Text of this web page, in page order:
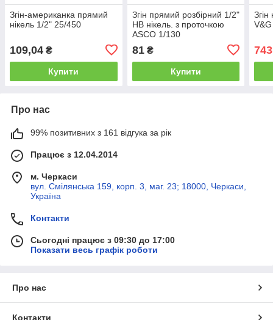
Згін-американка прямий
нікель 1/2" 25/450
109,04 ₴
Купити
Згін прямий розбірний 1/2"
НВ нікель. з проточкою
ASCO 1/130
81₴
Купити
V&G
Про нас
99% позитивних з 161 відгука за рік
Працює з 12.04.2014
м. Черкаси
вул. Смілянська 159, корп. 3, маг. 23; 18000, Черкаси,
Україна
Контакти
Сьогодні працює з 09:30 до 17:00
Показати весь графік роботи
Про нас
Контакти